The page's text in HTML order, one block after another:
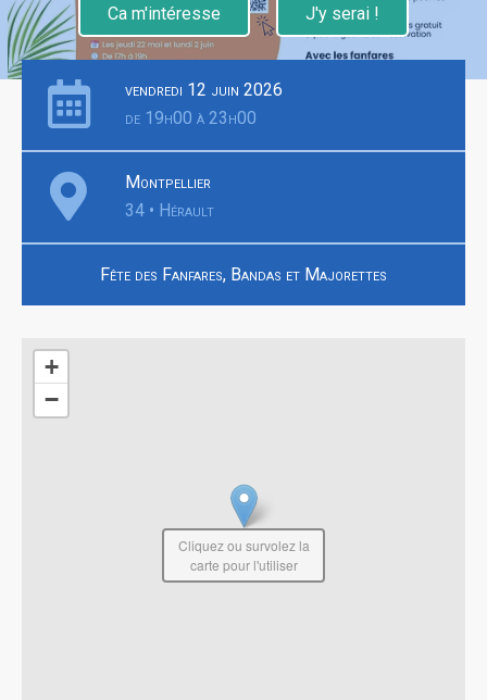
Ca m'intéresse J'y serai !
vendredi 12 juin 2026
de 19h00 à 23h00
Montpellier
34 • Hérault
Fête des Fanfares, Bandas et Majorettes
+
−
Cliquez ou survolez la
carte pour l'utiliser